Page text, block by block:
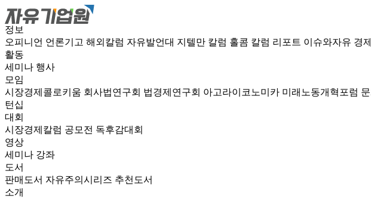
정보
오피니언 언론기고 해외칼럼 자유발언대 지텔만 칼럼 홀콤 칼럼 리포트 이슈와자유 경
활동
세미나 행사
모임
시장경제콜로키움 회사법연구회 법경제연구회 아고라이코노미카 미래노동개혁포럼
턴십
대회
시장경제칼럼 공모전 독후감대회
영상
세미나 강좌
도서
판매도서 자유주의시리즈 추천도서
소개